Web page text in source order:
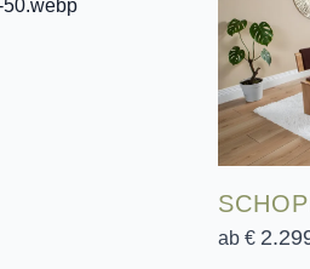
ab €